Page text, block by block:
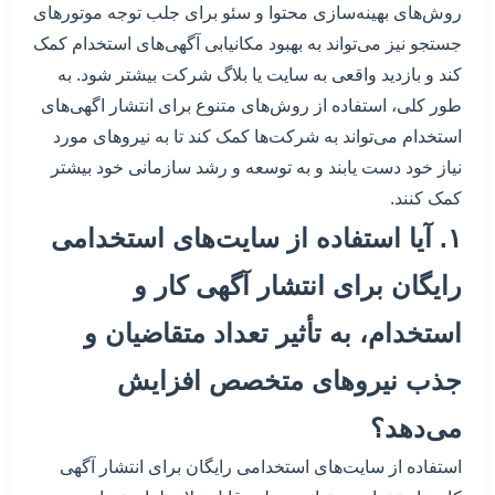
روش‌های بهینه‌سازی محتوا و سئو برای جلب توجه موتورهای
جستجو نیز می‌تواند به بهبود مکانیابی آگهی‌های استخدام کمک
کند و بازدید واقعی به سایت یا بلاگ شرکت بیشتر شود. به
طور کلی، استفاده از روش‌های متنوع برای انتشار اگهی‌های
استخدام می‌تواند به شرکت‌ها کمک کند تا به نیروهای مورد
نیاز خود دست یابند و به توسعه و رشد سازمانی خود بیشتر
کمک کنند.
۱. آیا استفاده از سایت‌های استخدامی
رایگان برای انتشار آگهی کار و
استخدام، به تأثیر تعداد متقاضیان و
جذب نیروهای متخصص افزایش
می‌دهد؟
استفاده از سایت‌های استخدامی رایگان برای انتشار آگهی